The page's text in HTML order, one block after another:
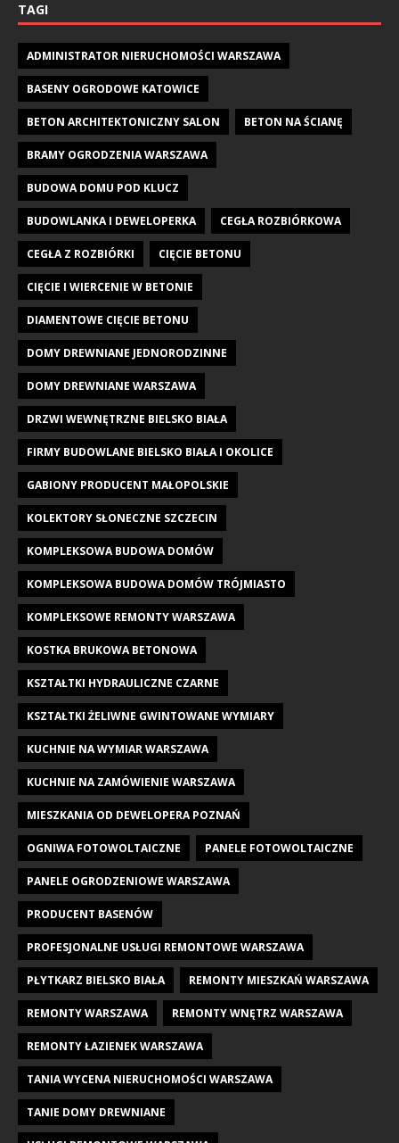
TAGI
ADMINISTRATOR NIERUCHOMOŚCI WARSZAWA
BASENY OGRODOWE KATOWICE
BETON ARCHITEKTONICZNY SALON BETON NA ŚCIANĘ
BRAMY OGRODZENIA WARSZAWA
BUDOWA DOMU POD KLUCZ
BUDOWLANKA I DEWELOPERKA CEGŁA ROZBIÓRKOWA
CEGŁA Z ROZBIÓRKI CIĘCIE BETONU
CIĘCIE I WIERCENIE W BETONIE
DIAMENTOWE CIĘCIE BETONU
DOMY DREWNIANE JEDNORODZINNE
DOMY DREWNIANE WARSZAWA
DRZWI WEWNĘTRZNE BIELSKO BIAŁA
FIRMY BUDOWLANE BIELSKO BIAŁA I OKOLICE
GABIONY PRODUCENT MAŁOPOLSKIE
KOLEKTORY SŁONECZNE SZCZECIN
KOMPLEKSOWA BUDOWA DOMÓW
KOMPLEKSOWA BUDOWA DOMÓW TRÓJMIASTO
KOMPLEKSOWE REMONTY WARSZAWA
KOSTKA BRUKOWA BETONOWA
KSZTAŁTKI HYDRAULICZNE CZARNE
KSZTAŁTKI ŻELIWNE GWINTOWANE WYMIARY
KUCHNIE NA WYMIAR WARSZAWA
KUCHNIE NA ZAMÓWIENIE WARSZAWA
MIESZKANIA OD DEWELOPERA POZNAŃ
OGNIWA FOTOWOLTAICZNE PANELE FOTOWOLTAICZNE
PANELE OGRODZENIOWE WARSZAWA
PRODUCENT BASENÓW
PROFESJONALNE USŁUGI REMONTOWE WARSZAWA
PŁYTKARZ BIELSKO BIAŁA REMONTY MIESZKAŃ WARSZAWA
REMONTY WARSZAWA REMONTY WNĘTRZ WARSZAWA
REMONTY ŁAZIENEK WARSZAWA
TANIA WYCENA NIERUCHOMOŚCI WARSZAWA
TANIE DOMY DREWNIANE